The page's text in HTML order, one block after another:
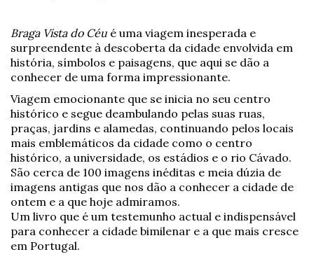
Braga Vista do Céu é uma viagem inesperada e
surpreendente à descoberta da cidade envolvida em
história, símbolos e paisagens, que aqui se dão a
conhecer de uma forma impressionante.
Viagem emocionante que se inicia no seu centro
histórico e segue deambulando pelas suas ruas,
praças, jardins e alamedas, continuando pelos locais
mais emblemáticos da cidade como o centro
histórico, a universidade, os estádios e o rio Cávado.
São cerca de 100 imagens inéditas e meia dúzia de
imagens antigas que nos dão a conhecer a cidade de
ontem e a que hoje admiramos.
Um livro que é um testemunho actual e indispensável
para conhecer a cidade bimilenar e a que mais cresce
em Portugal.